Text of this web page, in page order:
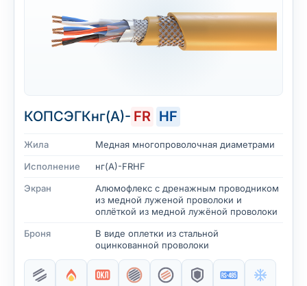
КОПСЭГКнг(А)- FR HF
Жила
Медная многопроволочная диаметрами
Исполнение
нг(А)-FRHF
Экран
Алюмофлекс с дренажным проводником
из медной луженой проволоки и
оплёткой из медной лужёной проволоки
Броня
В виде оплетки из стальной
оцинкованной проволоки